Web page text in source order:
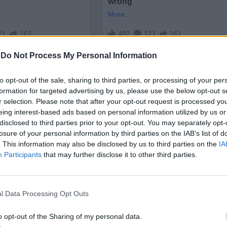
Do Not Process My Personal Information
opt-out of the sale, sharing to third parties, or processing of your
for targeted advertising by us, please use the below opt-out
selection. Please note that after your opt-out request is processed
interest-based ads based on personal information utilized by us
to third parties prior to your opt-out. You may separately
of your personal information by third parties on the IAB’s list of
This information may also be disclosed by us to third parties on the
Participants that may further disclose it to other third parties.
Data Processing Opt Outs
opt-out of the Sharing of my personal data.
информацията за потенциала на тези
помагат за борбата с изменението на
при наблюдение на проби буквално може да се
а количеството уловен въглерод е средно
(от 50 до 500 тона) в отделните зони на
видове растения, почви и условия на околната